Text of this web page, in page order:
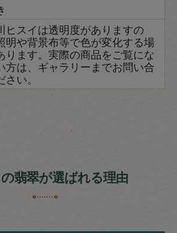
ヒスイは透明度がありますの
明や背景布等で色が変化する場
ります。実際の商品をご覧にな
方は、ギャラリーまでお問い合
い。
翡翠が選ばれる理由